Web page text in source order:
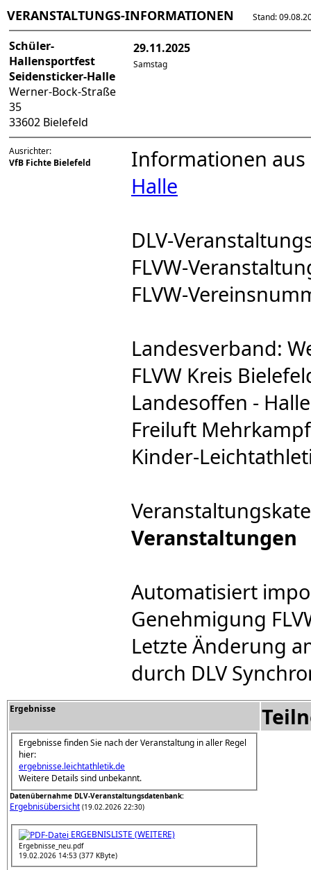
VERANSTALTUNGS-INFORMATIONEN Stand:
Schüler-
Hallensportfest
Seidensticker-Halle
Werner-Bock-Straße
35
33602 Bielefeld
29.11.2025
Samstag
Ausrichter:
VfB Fichte Bielefeld
Informationen
Halle
DLV-
FLVW-
FLVW-
Landesverband:
FLVW Kreis
Landesoffen - Halle
Freiluft Mehrkampf
Kinder-
Veranstaltungen
Automatisiert
Genehmigung
Letzte Änderung
durch DLV
Ergebnisse
Ergebnisse finden Sie nach der Veranstaltung in aller Regel
hier:
ergebnisse.leichtathletik.de
Weitere Details sind unbekannt.
Datenübernahme DLV-Veranstaltungsdatenbank:
Ergebnisübersicht (19.02.2026 22:30)
ERGEBNISLISTE (WEITERE)
Ergebnisse_neu.pdf
19.02.2026 14:53 (377 KByte)